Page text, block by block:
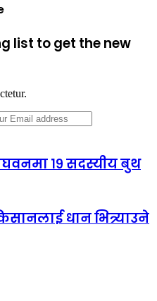
list to get the new
१९ सदस्यीय बुथ
धान भित्र्याउने